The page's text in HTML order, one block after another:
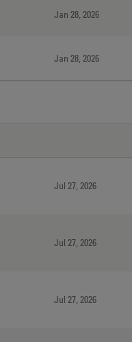
Jan 28, 2026
Jan 28, 2026
Jul 27, 2026
Jul 27, 2026
Jul 27, 2026